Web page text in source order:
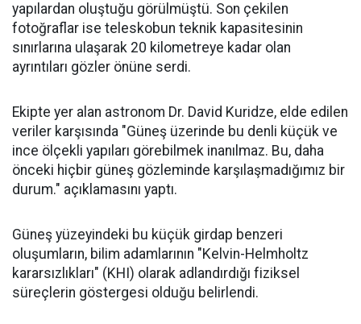
yapılardan oluştuğu görülmüştü. Son çekilen
fotoğraflar ise teleskobun teknik kapasitesinin
sınırlarına ulaşarak 20 kilometreye kadar olan
ayrıntıları gözler önüne serdi.
Ekipte yer alan astronom Dr. David Kuridze, elde edilen
veriler karşısında "Güneş üzerinde bu denli küçük ve
ince ölçekli yapıları görebilmek inanılmaz. Bu, daha
önceki hiçbir güneş gözleminde karşılaşmadığımız bir
durum." açıklamasını yaptı.
Güneş yüzeyindeki bu küçük girdap benzeri
oluşumların, bilim adamlarının "Kelvin-Helmholtz
kararsızlıkları" (KHI) olarak adlandırdığı fiziksel
süreçlerin göstergesi olduğu belirlendi.